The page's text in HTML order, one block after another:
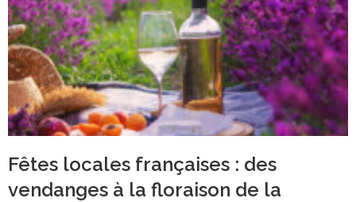
Fêtes locales françaises : des
vendanges à la floraison de la